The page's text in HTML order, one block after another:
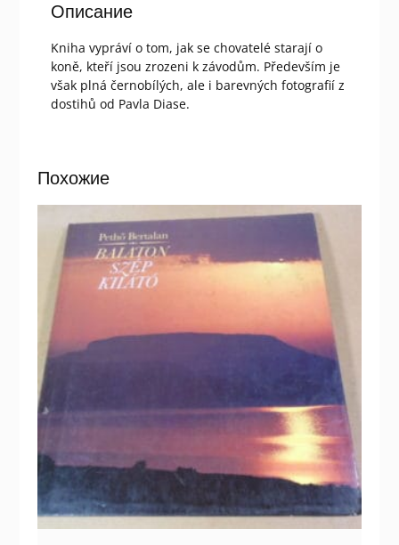
Описание
Kniha vypráví o tom, jak se chovatelé starají o
koně, kteří jsou zrozeni k závodům. Především je
však plná černobílých, ale i barevných fotografií z
dostihů od Pavla Diase.
Похожие